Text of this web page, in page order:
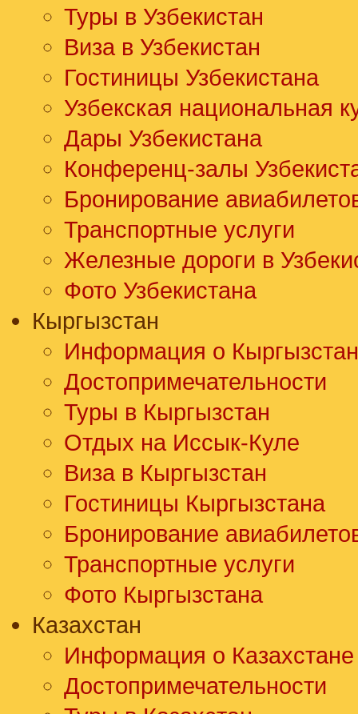
Туры в Узбекистан
Виза в Узбекистан
Гостиницы Узбекистана
Узбекская национальная
Дары Узбекистана
Конференц-залы
Бронирование
Транспортные услуги
Железные дороги в
Фото Узбекистана
Кыргызстан
Информация о
Достопримечательности
Туры в Кыргызстан
Отдых на Иссык-Куле
Виза в Кыргызстан
Гостиницы Кыргызстана
Бронирование
Транспортные услуги
Фото Кыргызстана
Казахстан
Информация о Казахстане
Достопримечательности